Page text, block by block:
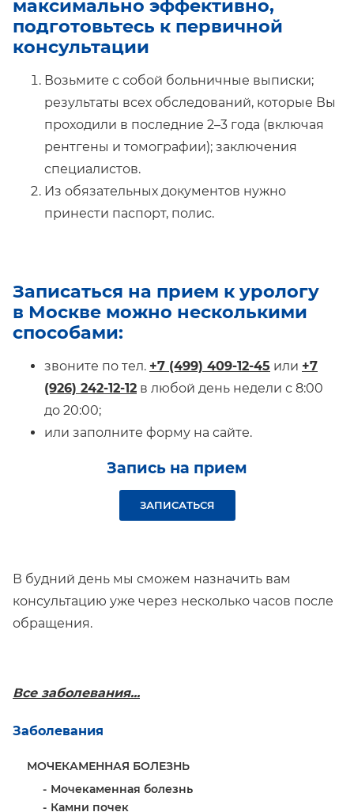
максимально эффективно,
подготовьтесь к первичной
консультации
Возьмите с собой больничные выписки;
результаты всех обследований, которые Вы
проходили в последние 2–3 года (включая
рентгены и томографии); заключения
специалистов.
Из обязательных документов нужно
принести паспорт, полис.
Записаться на прием к урологу
в Москве можно несколькими
способами:
звоните по тел. +7 (499) 409-12-45 или +7
(926) 242-12-12 в любой день недели с 8:00
до 20:00;
или заполните форму на сайте.
Запись на прием
ЗАПИСАТЬСЯ
В будний день мы сможем назначить вам
консультацию уже через несколько часов после
обращения.
Все заболевания...
Заболевания
МОЧЕКАМЕННАЯ БОЛЕЗНЬ
Мочекаменная болезнь
Камни почек